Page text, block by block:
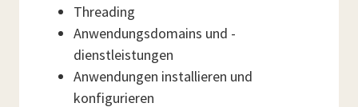
Threading
Anwendungsdomains und -
dienstleistungen
Anwendungen installieren und
konfigurieren